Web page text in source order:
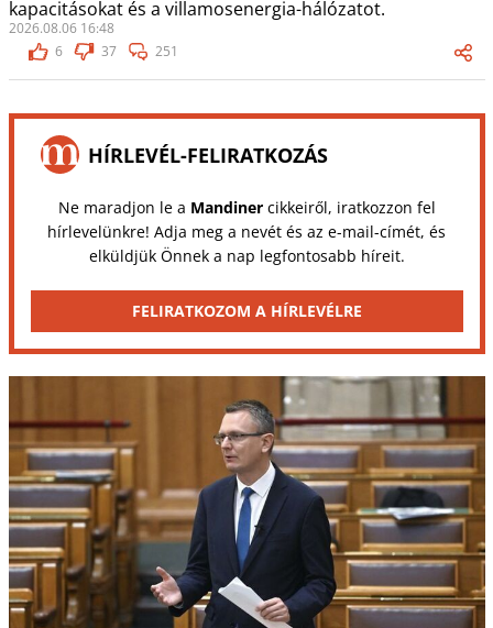
kapacitásokat és a villamosenergia-hálózatot.
2026.08.06 16:48
6
37 251
HÍRLEVÉL-FELIRATKOZÁS
Ne maradjon le a Mandinercikkeiről, iratkozzon fel
hírlevelünkre! Adja meg a nevét és az e-mail-címét, és
elküldjük Önnek a nap legfontosabb híreit.
FELIRATKOZOM A HÍRLEVÉLRE